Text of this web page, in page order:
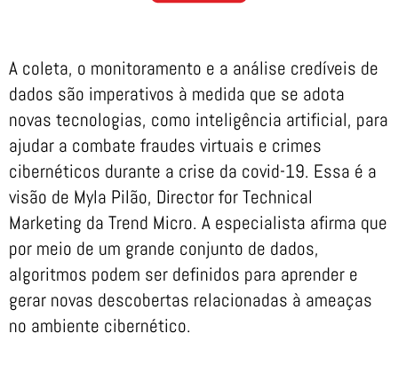
A coleta, o monitoramento e a análise credíveis de
dados são imperativos à medida que se adota
novas tecnologias, como inteligência artificial, para
ajudar a combate fraudes virtuais e crimes
cibernéticos durante a crise da covid-19. Essa é a
visão de Myla Pilão, Director for Technical
Marketing da Trend Micro. A especialista afirma que
por meio de um grande conjunto de dados,
algoritmos podem ser definidos para aprender e
gerar novas descobertas relacionadas à ameaças
no ambiente cibernético.